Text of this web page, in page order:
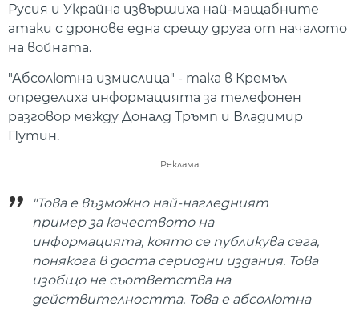
Русия и Украйна извършиха най-мащабните
атаки с дронове една срещу друга от началото
на войната.
"Абсолютна измислица" - така в Кремъл
определиха информацията за телефонен
разговор между Доналд Тръмп и Владимир
Путин.
Реклама
"Това е възможно най-нагледният
пример за качеството на
информацията, която се публикува сега,
понякога в доста сериозни издания. Това
изобщо не съответства на
действителността. Това е абсолютна